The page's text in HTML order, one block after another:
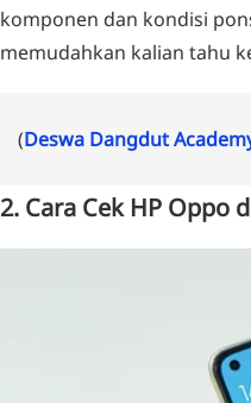
komponen dan kondisi
memudahkan kalian tahu
(Deswa Dangdut
2. Cara Cek HP Oppo